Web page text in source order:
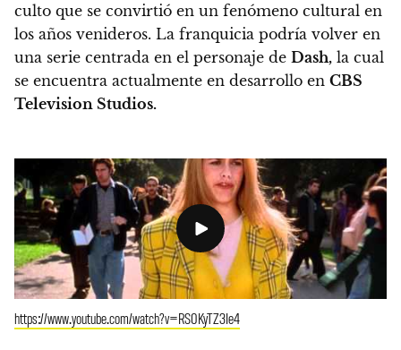
culto que se convirtió en un fenómeno cultural en
los años venideros. La franquicia podría volver en
una serie centrada en el personaje de Dash, la cual
se encuentra actualmente en desarrollo en CBS
Television Studios.
https://www.youtube.com/watch?v=RS0KyTZ3Ie4